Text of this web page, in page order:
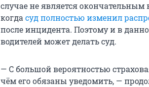
случае не является
когда суд полностью изменил
после инцидента. Поэтому и в
водителей может делать суд.
— С большой вероятностью
чём его обязаны уведомить, —